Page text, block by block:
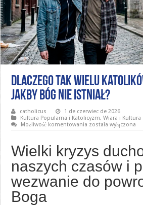
Dlaczego tak wielu
jakby Bóg nie istniał?
catholicus
1 de czerwiec de 2026
Kultura Popularna i Katolicyzm,Wiara i Kultura
Możliwość komentowania Dlaczego
katolików
żyje
tak,
jakby
Bóg
nie
istniał?
została wyłączona
Wielki kryzys
naszych czasów i
wezwanie do
Boga